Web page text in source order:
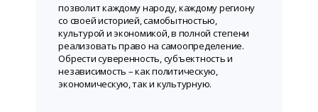
позволит каждому народу, каждому региону
со своей историей, самобытностью,
культурой и экономикой, в полной степени
реализовать право на самоопределение.
Обрести суверенность, субъектность и
независимость – как политическую,
экономическую, так и культурную.